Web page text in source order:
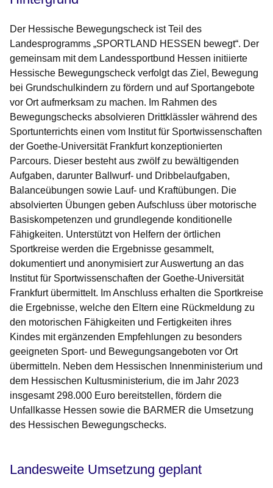
Der Hessische Bewegungscheck ist Teil des
Landesprogramms „SPORTLAND HESSEN bewegt“. Der
gemeinsam mit dem Landessportbund Hessen initiierte
Hessische Bewegungscheck verfolgt das Ziel, Bewegung
bei Grundschulkindern zu fördern und auf Sportangebote
vor Ort aufmerksam zu machen. Im Rahmen des
Bewegungschecks absolvieren Drittklässler während des
Sportunterrichts einen vom Institut für Sportwissenschaften
der Goethe-Universität Frankfurt konzeptionierten
Parcours. Dieser besteht aus zwölf zu bewältigenden
Aufgaben, darunter Ballwurf- und Dribbelaufgaben,
Balanceübungen sowie Lauf- und Kraftübungen. Die
absolvierten Übungen geben Aufschluss über motorische
Basiskompetenzen und grundlegende konditionelle
Fähigkeiten. Unterstützt von Helfern der örtlichen
Sportkreise werden die Ergebnisse gesammelt,
dokumentiert und anonymisiert zur Auswertung an das
Institut für Sportwissenschaften der Goethe-Universität
Frankfurt übermittelt. Im Anschluss erhalten die Sportkreise
die Ergebnisse, welche den Eltern eine Rückmeldung zu
den motorischen Fähigkeiten und Fertigkeiten ihres
Kindes mit ergänzenden Empfehlungen zu besonders
geeigneten Sport- und Bewegungsangeboten vor Ort
übermitteln. Neben dem Hessischen Innenministerium und
dem Hessischen Kultusministerium, die im Jahr 2023
insgesamt 298.000 Euro bereitstellen, fördern die
Unfallkasse Hessen sowie die BARMER die Umsetzung
des Hessischen Bewegungschecks.
Landesweite Umsetzung geplant